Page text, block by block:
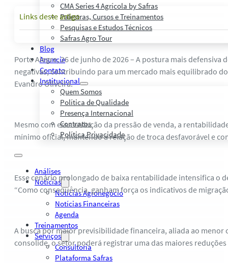
CMA Series 4 Agrícola by Safras
Palestras, Cursos e Treinamentos
Pesquisas e Estudos Técnicos
Safras Agro Tour
Blog
Anuncie
Contato
Institucional
Quem Somos
Política de Qualidade
Presença Internacional
Contratos
Política Privacidade
Análises
Notícias
Notícias Agronegócio
Notícias Financeiras
Agenda
Treinamentos
Serviços
Consultoria
Plataforma Safras
Links deste artigo
Porto Alegre, 26 de junho de 2026 – A postura mais
negativas, contribuindo para um mercado mais equilibrado
Evandro Oliveira.
Mesmo com essa redução da pressão de venda, a
mínimo oficial, mantendo a relação de troca desfavorável e
Esse cenário prolongado de baixa rentabilidade intensifica o
“Como consequência, ganham força os indicativos de
A busca por maior previsibilidade financeira, aliada ao
consolide, o setor poderá registrar uma das maiores